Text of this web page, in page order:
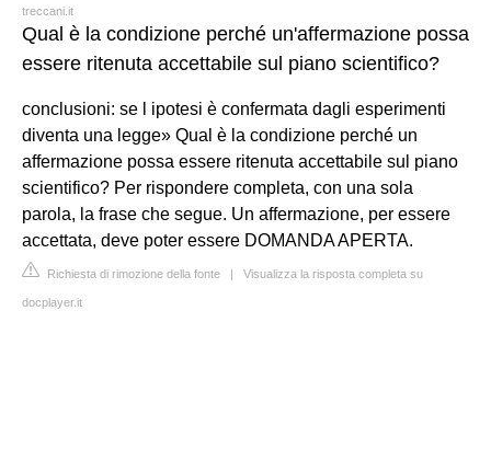
treccani.it
Qual è la condizione perché un'affermazione possa
essere ritenuta accettabile sul piano scientifico?
conclusioni: se l ipotesi è confermata dagli esperimenti
diventa una legge» Qual è la condizione perché un
affermazione possa essere ritenuta accettabile sul piano
scientifico? Per rispondere completa, con una sola
parola, la frase che segue. Un affermazione, per essere
accettata, deve poter essere DOMANDA APERTA.
Richiesta di rimozione della fonte | Visualizza la risposta completa su
docplayer.it